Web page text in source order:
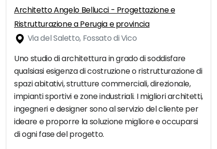
Architetto Angelo Bellucci - Progettazione e
Ristrutturazione a Perugia e provincia
Via del Saletto, Fossato di Vico
Uno studio di architettura in grado di soddisfare
qualsiasi esigenza di costruzione o ristrutturazione di
spazi abitativi, strutture commerciali, direzionale,
impianti sportivi e zone industriali. I migliori architetti,
ingegneri e designer sono al servizio del cliente per
ideare e proporre la soluzione migliore e occuparsi
di ogni fase del progetto.